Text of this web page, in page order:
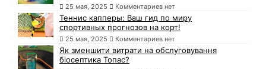
25 мая, 2025 Комментариев нет
Теннис капперы: Ваш гид по миру
спортивных прогнозов на корт!
25 мая, 2025 Комментариев нет
Як зменшити витрати на обслуговування
біосептика Топас?